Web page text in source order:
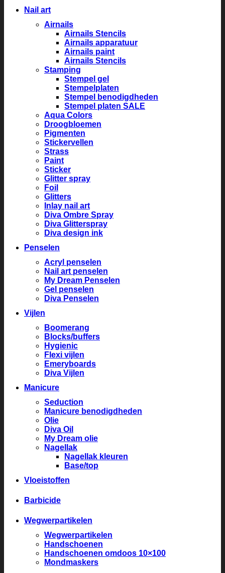
Nail art
Airnails
Airnails Stencils
Airnails apparatuur
Airnails paint
Airnails Stencils
Stamping
Stempel gel
Stempelplaten
Stempel benodigdheden
Stempel platen SALE
Aqua Colors
Droogbloemen
Pigmenten
Stickervellen
Strass
Paint
Sticker
Glitter spray
Foil
Glitters
Inlay nail art
Diva Ombre Spray
Diva Glitterspray
Diva design ink
Penselen
Acryl penselen
Nail art penselen
My Dream Penselen
Gel penselen
Diva Penselen
Vijlen
Boomerang
Blocks/buffers
Hygienic
Flexi vijlen
Emeryboards
Diva Vijlen
Manicure
Seduction
Manicure benodigdheden
Olie
Diva Oil
My Dream olie
Nagellak
Nagellak kleuren
Base/top
Vloeistoffen
Barbicide
Wegwerpartikelen
Wegwerpartikelen
Handschoenen
Handschoenen omdoos 10×100
Mondmaskers